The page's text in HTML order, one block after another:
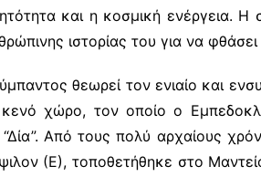
και η κοσμική ενέργεια. Η
ιστορίας του για να
θεωρεί τον ενιαίο και
χώρο, τον οποίο ο
“Δία”. Από τους πολύ αρχαίους
(Ε), τοποθετήθηκε στο